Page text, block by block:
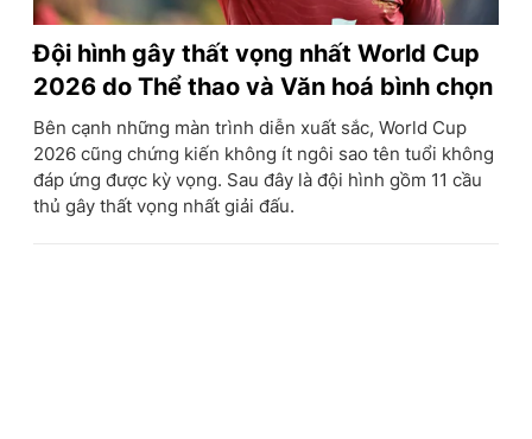
Đội hình gây thất vọng nhất World Cup
2026 do Thể thao và Văn hoá bình chọn
Bên cạnh những màn trình diễn xuất sắc, World Cup
2026 cũng chứng kiến không ít ngôi sao tên tuổi không
đáp ứng được kỳ vọng. Sau đây là đội hình gồm 11 cầu
thủ gây thất vọng nhất giải đấu.